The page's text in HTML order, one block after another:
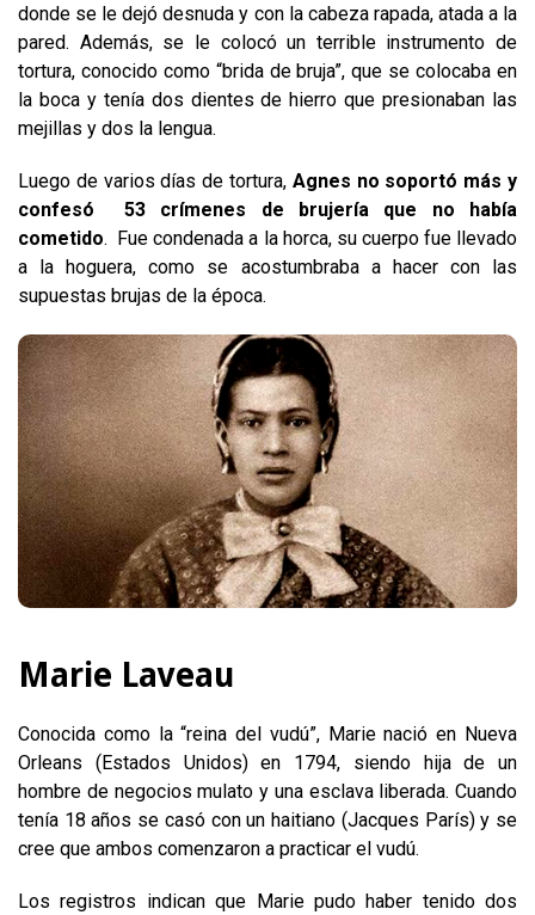
donde se le dejó desnuda y con la cabeza rapada, atada a la
pared. Además, se le colocó un terrible instrumento de
tortura, conocido como “brida de bruja”, que se colocaba en
la boca y tenía dos dientes de hierro que presionaban las
mejillas y dos la lengua.
Luego de varios días de tortura, Agnes no soportó más y
confesó 53 crímenes de brujería que no había
cometido. Fue condenada a la horca, su cuerpo fue llevado
a la hoguera, como se acostumbraba a hacer con las
supuestas brujas de la época.
Marie Laveau
Conocida como la “reina del vudú”, Marie nació en Nueva
Orleans (Estados Unidos) en 1794, siendo hija de un
hombre de negocios mulato y una esclava liberada. Cuando
tenía 18 años se casó con un haitiano (Jacques París) y se
cree que ambos comenzaron a practicar el vudú.
Los registros indican que Marie pudo haber tenido dos